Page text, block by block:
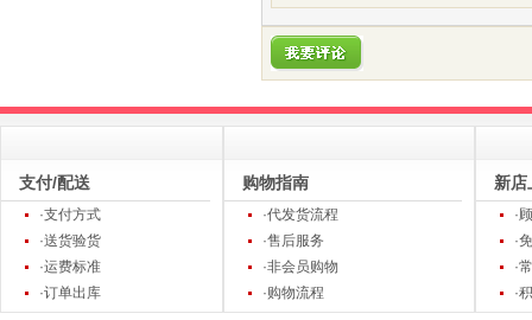
支付/配送
·支付方式
·送货验货
·运费标准
·订单出库
购物指南
·代发货流程
·售后服务
·非会员购物
·购物流程
新店
·
·
·
·